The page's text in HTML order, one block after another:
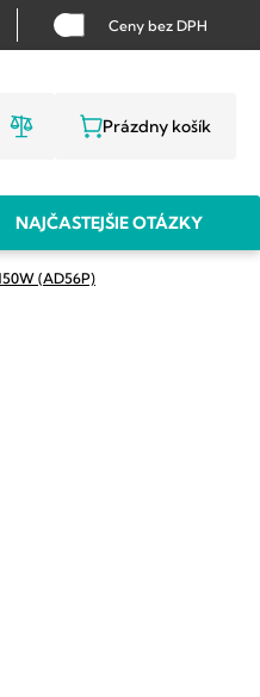
Ceny bez DPH
NÁKUPNÝ
Prázdny košík
NAJČASTEJŠIE OTÁZKY
(AD56P)